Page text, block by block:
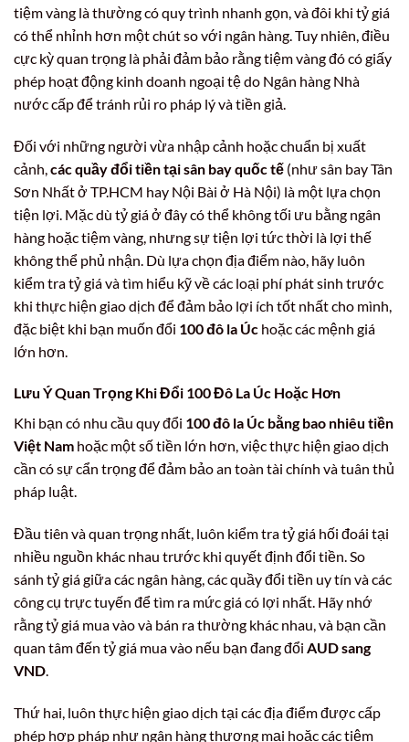
tiệm vàng là thường có quy trình nhanh gọn, và đôi khi tỷ giá
có thể nhỉnh hơn một chút so với ngân hàng. Tuy nhiên, điều
cực kỳ quan trọng là phải đảm bảo rằng tiệm vàng đó có giấy
phép hoạt động kinh doanh ngoại tệ do Ngân hàng Nhà
nước cấp để tránh rủi ro pháp lý và tiền giả.
Đối với những người vừa nhập cảnh hoặc chuẩn bị xuất
cảnh, các quầy đổi tiền tại sân bay quốc tế (như sân bay Tân
Sơn Nhất ở TP.HCM hay Nội Bài ở Hà Nội) là một lựa chọn
tiện lợi. Mặc dù tỷ giá ở đây có thể không tối ưu bằng ngân
hàng hoặc tiệm vàng, nhưng sự tiện lợi tức thời là lợi thế
không thể phủ nhận. Dù lựa chọn địa điểm nào, hãy luôn
kiểm tra tỷ giá và tìm hiểu kỹ về các loại phí phát sinh trước
khi thực hiện giao dịch để đảm bảo lợi ích tốt nhất cho mình,
đặc biệt khi bạn muốn đổi 100 đô la Úc hoặc các mệnh giá
lớn hơn.
Lưu Ý Quan Trọng Khi Đổi 100 Đô La Úc Hoặc Hơn
Khi bạn có nhu cầu quy đổi 100 đô la Úc bằng bao nhiêu tiền
Việt Nam hoặc một số tiền lớn hơn, việc thực hiện giao dịch
cần có sự cẩn trọng để đảm bảo an toàn tài chính và tuân thủ
pháp luật.
Đầu tiên và quan trọng nhất, luôn kiểm tra tỷ giá hối đoái tại
nhiều nguồn khác nhau trước khi quyết định đổi tiền. So
sánh tỷ giá giữa các ngân hàng, các quầy đổi tiền uy tín và các
công cụ trực tuyến để tìm ra mức giá có lợi nhất. Hãy nhớ
rằng tỷ giá mua vào và bán ra thường khác nhau, và bạn cần
quan tâm đến tỷ giá mua vào nếu bạn đang đổi AUD sang
VND.
Thứ hai, luôn thực hiện giao dịch tại các địa điểm được cấp
phép hợp pháp như ngân hàng thương mại hoặc các tiệm